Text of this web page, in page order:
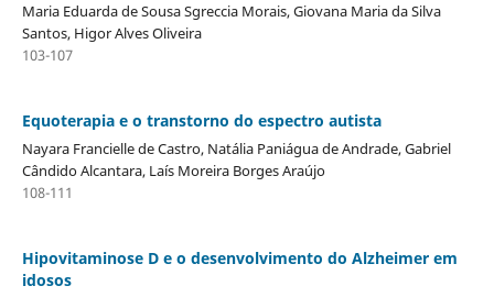
Maria Eduarda de Sousa Sgreccia Morais, Giovana Maria da Silva
Santos, Higor Alves Oliveira
103-107
Equoterapia e o transtorno do espectro autista
Nayara Francielle de Castro, Natália Paniágua de Andrade, Gabriel
Cândido Alcantara, Laís Moreira Borges Araújo
108-111
Hipovitaminose D e o desenvolvimento do Alzheimer em
idosos